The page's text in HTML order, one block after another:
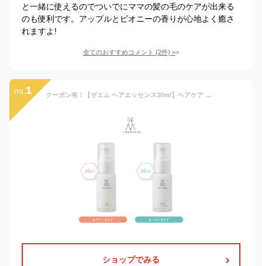
と一緒に使えるのでついでにママの髪の毛のケアが出来る
のも便利です。アップルとピオニーの香りが心地よく癒さ
れますよ!
全てのおすすめコメント (2件) >
no. 1 クーポン有！【ザエム ヘアエッセンス30ml】ヘアケア ダメージケア ボタニカル 無添加 頭皮ケア トリートメントエッセンス さらさら しっとり ミニサイズ トライアル トラベル 洗い流さないトリートメント トリートメント 旅行用 お試し 弱酸性 日本製
ショップでみる